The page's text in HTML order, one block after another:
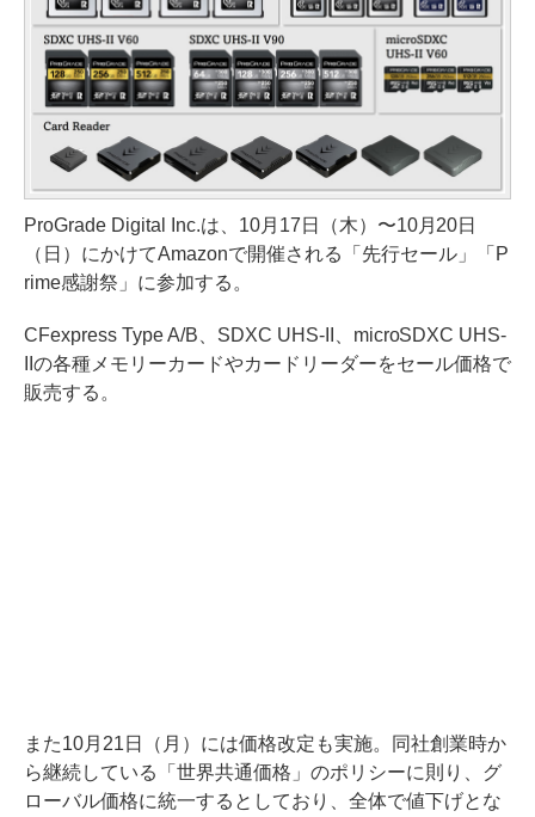
ProGrade Digital Inc.は、10月17日（木）〜10月20日
（日）にかけてAmazonで開催される「先行セール」「P
rime感謝祭」に参加する。
CFexpress Type A/B、SDXC UHS-II、microSDXC UHS-
IIの各種メモリーカードやカードリーダーをセール価格で
販売する。
また10月21日（月）には価格改定も実施。同社創業時か
ら継続している「世界共通価格」のポリシーに則り、グ
ローバル価格に統一するとしており、全体で値下げとな